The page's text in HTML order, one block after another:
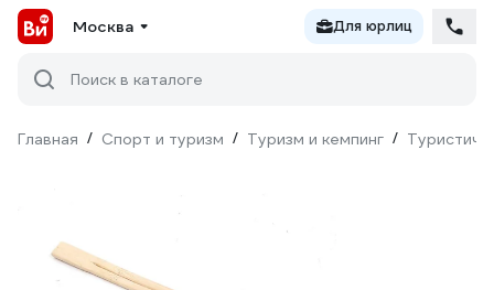
Москва Для юрлиц
Поиск в каталоге
Главная / Спорт и туризм / Туризм и кемпинг /